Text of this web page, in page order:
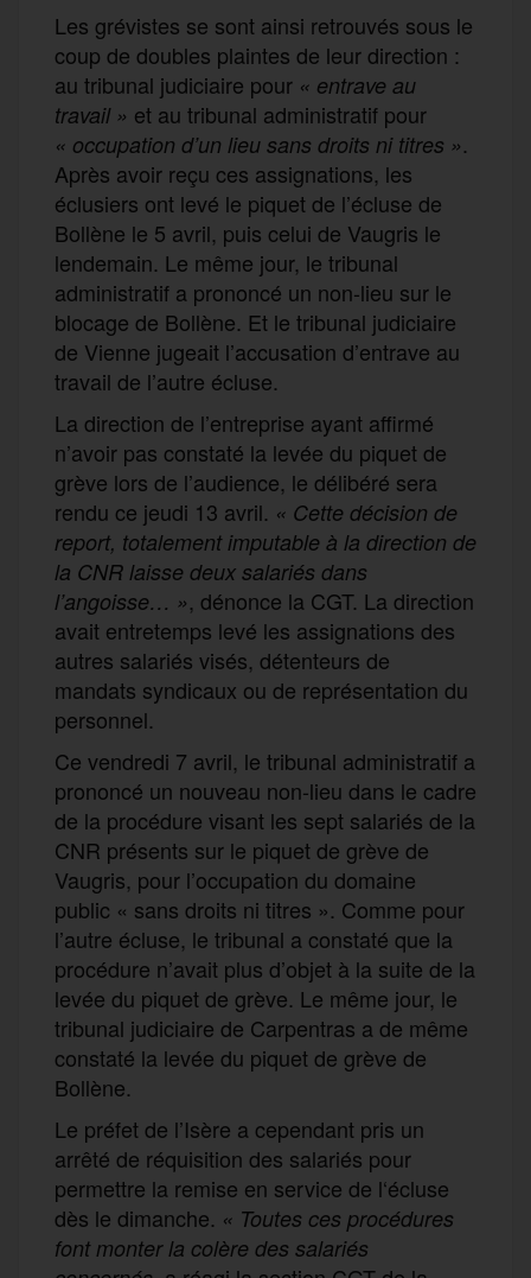
Les grévistes se sont ainsi retrouvés sous le
coup de doubles plaintes de leur direction :
au tribunal judiciaire pour « entrave au
travail » et au tribunal administratif pour
« occupation d’un lieu sans droits ni titres ».
Après avoir reçu ces assignations, les
éclusiers ont levé le piquet de l’écluse de
Bollène le 5 avril, puis celui de Vaugris le
lendemain. Le même jour, le tribunal
administratif a prononcé un non-lieu sur le
blocage de Bollène. Et le tribunal judiciaire
de Vienne jugeait l’accusation d’entrave au
travail de l’autre écluse.
La direction de l’entreprise ayant affirmé
n’avoir pas constaté la levée du piquet de
grève lors de l’audience, le délibéré sera
rendu ce jeudi 13 avril. « Cette décision de
report, totalement imputable à la direction de
la CNR laisse deux salariés dans
l’angoisse… », dénonce la CGT. La direction
avait entretemps levé les assignations des
autres salariés visés, détenteurs de
mandats syndicaux ou de représentation du
personnel.
Ce vendredi 7 avril, le tribunal administratif a
prononcé un nouveau non-lieu dans le cadre
de la procédure visant les sept salariés de la
CNR présents sur le piquet de grève de
Vaugris, pour l’occupation du domaine
public « sans droits ni titres ». Comme pour
l’autre écluse, le tribunal a constaté que la
procédure n’avait plus d’objet à la suite de la
levée du piquet de grève. Le même jour, le
tribunal judiciaire de Carpentras a de même
constaté la levée du piquet de grève de
Bollène.
Le préfet de l’Isère a cependant pris un
arrêté de réquisition des salariés pour
permettre la remise en service de l‘écluse
dès le dimanche. « Toutes ces procédures
font monter la colère des salariés